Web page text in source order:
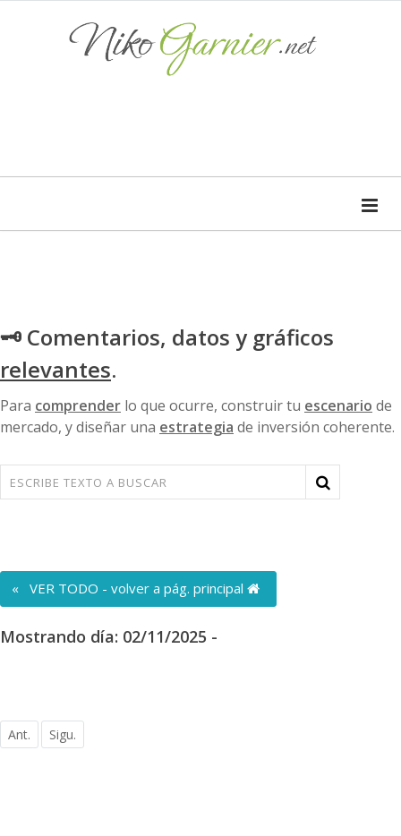
🗝 Comentarios, datos y gráficos
relevantes.
Para comprender lo que ocurre, construir tu escenario de
mercado, y diseñar una estrategia de inversión coherente.
« VER TODO - volver a pág. principal
Mostrando día: 02/11/2025 -
Ant. Sigu.